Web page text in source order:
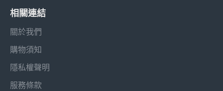
相關連結
關於我們
購物須知
隱私權聲明
服務條款